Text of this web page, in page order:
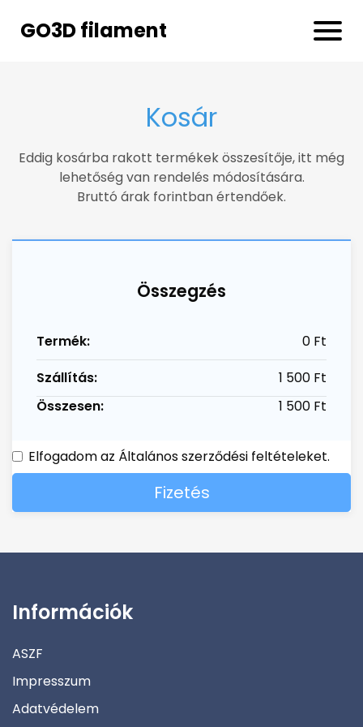
GO3D filament
Kosár
Eddig kosárba rakott termékek összesítője, itt még
lehetőség van rendelés módosítására.
Bruttó árak forintban értendőek.
Összegzés
Termék:
0 Ft
Szállítás:
1 500 Ft
Összesen:
1 500 Ft
Elfogadom az Általános szerződési feltételeket.
Fizetés
Információk
ASZF
Impresszum
Adatvédelem